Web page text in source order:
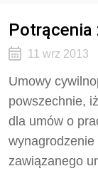
Potrącenia
11 wrz 2013
Umowy
powszechnie,
dla umów o
zawiązanego